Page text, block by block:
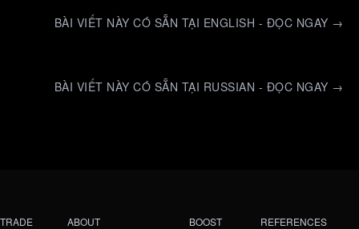
BÀI VIẾT NÀY CÓ SẴN TẠI ENGLISH - ĐỌC NGAY →
BÀI VIẾT NÀY CÓ SẴN TẠI RUSSIAN - ĐỌC NGAY →
TRADE ABOUT BOOST REFERENCES